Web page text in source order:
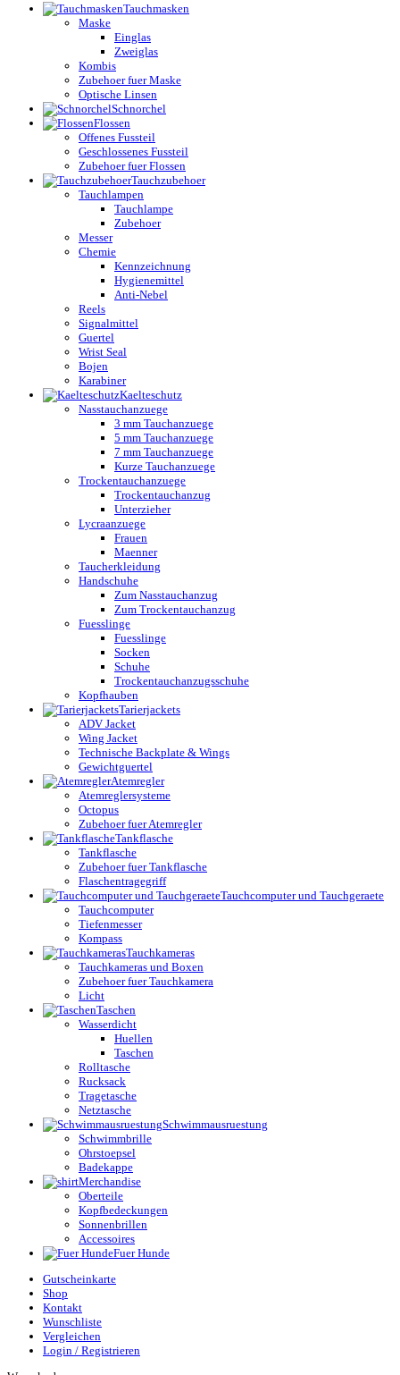
Tauchmasken
Maske
Einglas
Zweiglas
Kombis
Zubehoer fuer Maske
Optische Linsen
Schnorchel
Flossen
Offenes Fussteil
Geschlossenes Fussteil
Zubehoer fuer Flossen
Tauchzubehoer
Tauchlampen
Tauchlampe
Zubehoer
Messer
Chemie
Kennzeichnung
Hygienemittel
Anti-Nebel
Reels
Signalmittel
Guertel
Wrist Seal
Bojen
Karabiner
Kaelteschutz
Nasstauchanzuege
3 mm Tauchanzuege
5 mm Tauchanzuege
7 mm Tauchanzuege
Kurze Tauchanzuege
Trockentauchanzuege
Trockentauchanzug
Unterzieher
Lycraanzuege
Frauen
Maenner
Taucherkleidung
Handschuhe
Zum Nasstauchanzug
Zum Trockentauchanzug
Fuesslinge
Fuesslinge
Socken
Schuhe
Trockentauchanzugsschuhe
Kopfhauben
Tarierjackets
ADV Jacket
Wing Jacket
Technische Backplate & Wings
Gewichtguertel
Atemregler
Atemreglersysteme
Octopus
Zubehoer fuer Atemregler
Tankflasche
Tankflasche
Zubehoer fuer Tankflasche
Flaschentragegriff
Tauchcomputer und Tauchgeraete
Tauchcomputer
Tiefenmesser
Kompass
Tauchkameras
Tauchkameras und Boxen
Zubehoer fuer Tauchkamera
Licht
Taschen
Wasserdicht
Huellen
Taschen
Rolltasche
Rucksack
Tragetasche
Netztasche
Schwimmausruestung
Schwimmbrille
Ohrstoepsel
Badekappe
Merchandise
Oberteile
Kopfbedeckungen
Sonnenbrillen
Accessoires
Fuer Hunde
Gutscheinkarte
Shop
Kontakt
Wunschliste
Vergleichen
Login / Registrieren